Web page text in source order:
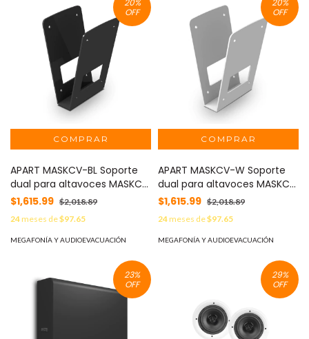
OFF
APART MASKCV-BL Soporte
dual para altavoces MASKC4
y MASK6C
$1,615.99 $2,018.89
24meses de$97.65
MEGAFONÍA Y AUDIOEVACUACIÓN
OFF
APART MASKCV-W Soporte
dual para altavoces MASKC4
y MASK6C
$1,615.99 $2,018.89
24meses de$97.65
MEGAFONÍA Y AUDIOEVACUACIÓN
23%
OFF
29%
OFF